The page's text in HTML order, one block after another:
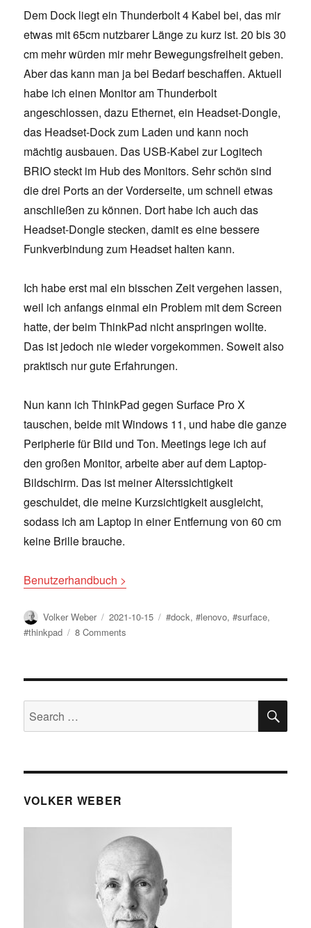
Dem Dock liegt ein Thunderbolt 4 Kabel bei, das mir
etwas mit 65cm nutzbarer Länge zu kurz ist. 20 bis 30
cm mehr würden mir mehr Bewegungsfreiheit geben.
Aber das kann man ja bei Bedarf beschaffen. Aktuell
habe ich einen Monitor am Thunderbolt
angeschlossen, dazu Ethernet, ein Headset-Dongle,
das Headset-Dock zum Laden und kann noch
mächtig ausbauen. Das USB-Kabel zur Logitech
BRIO steckt im Hub des Monitors. Sehr schön sind
die drei Ports an der Vorderseite, um schnell etwas
anschließen zu können. Dort habe ich auch das
Headset-Dongle stecken, damit es eine bessere
Funkverbindung zum Headset halten kann.
Ich habe erst mal ein bisschen Zeit vergehen lassen,
weil ich anfangs einmal ein Problem mit dem Screen
hatte, der beim ThinkPad nicht anspringen wollte.
Das ist jedoch nie wieder vorgekommen. Soweit also
praktisch nur gute Erfahrungen.
Nun kann ich ThinkPad gegen Surface Pro X
tauschen, beide mit Windows 11, und habe die ganze
Peripherie für Bild und Ton. Meetings lege ich auf
den großen Monitor, arbeite aber auf dem Laptop-
Bildschirm. Das ist meiner Alterssichtigkeit
geschuldet, die meine Kurzsichtigkeit ausgleicht,
sodass ich am Laptop in einer Entfernung von 60 cm
keine Brille brauche.
Benutzerhandbuch >
Author
Volker Weber
Posted
on
2021-10-15 Tags
#dock,#lenovo,#surface,
#thinkpad
8 Comments
Thunderbolt
Dock
Search
for:
VOLKER WEBER